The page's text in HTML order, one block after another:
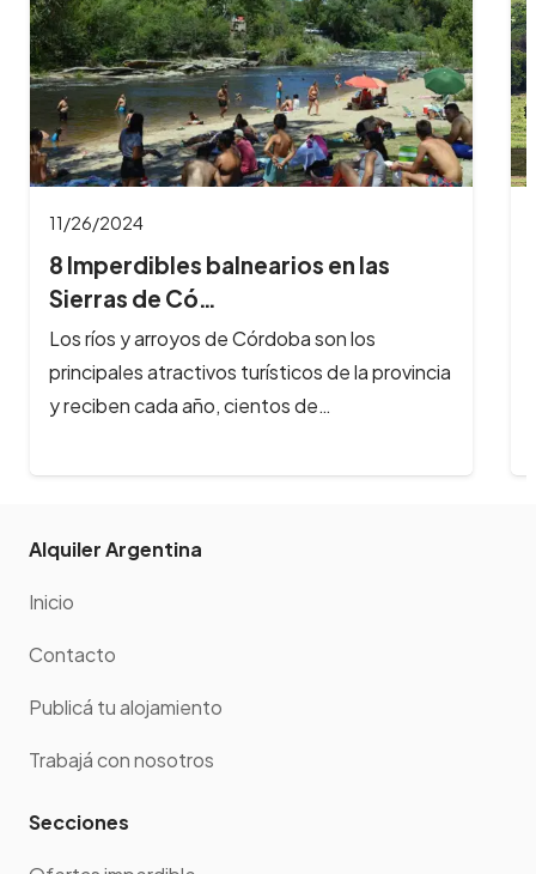
11/26/2024
8 Imperdibles balnearios en las
Sierras de Có…
Los ríos y arroyos de Córdoba son los
principales atractivos turísticos de la provincia
y reciben cada año, cientos de…
Alquiler Argentina
Inicio
Contacto
Publicá tu alojamiento
Trabajá con nosotros
Secciones